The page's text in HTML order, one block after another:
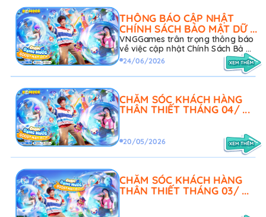
THÔNG BÁO CẬP NHẬT
CHÍNH SÁCH BẢO MẬT DỮ ...
VNGGames trân trọng thông báo
về việc cập nhật Chính Sách Bả ...
24/06/2026
CHĂM SÓC KHÁCH HÀNG
THÂN THIẾT THÁNG 04/ ...
20/05/2026
CHĂM SÓC KHÁCH HÀNG
THÂN THIẾT THÁNG 03/ ...